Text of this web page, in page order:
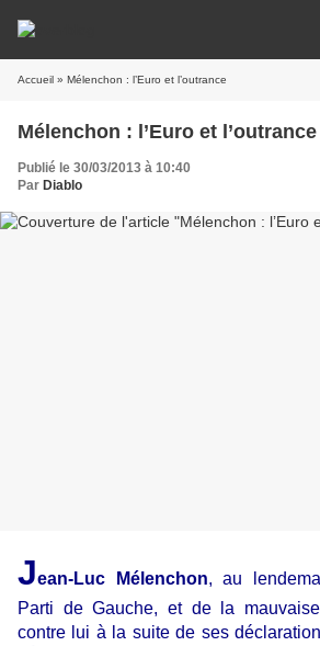
Accueil » Mélenchon : l’Euro et l’outrance
Mélenchon : l’Euro et l’outrance
Publié le 30/03/2013 à 10:40
Par Diablo
Jean-Luc Mélenchon, au
Parti de Gauche, et de la
contre lui à la suite de ses